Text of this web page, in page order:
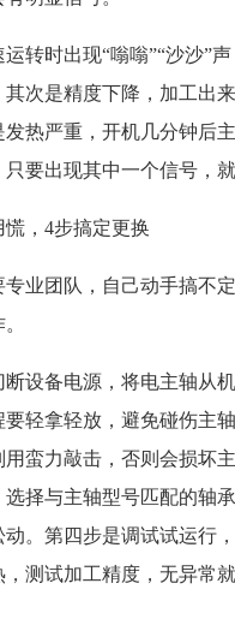
转时出现“嗡嗡”“沙沙”
次是精度下降，加工出
热严重，开机几分钟后
要出现其中一个信号，
，4步搞定更换
业团队，自己动手搞不
设备电源，将电主轴从
轻拿轻放，避免碰伤主
蛮力敲击，否则会损坏
择与主轴型号匹配的轴
。第四步是调试试运行
测试加工精度，无异常